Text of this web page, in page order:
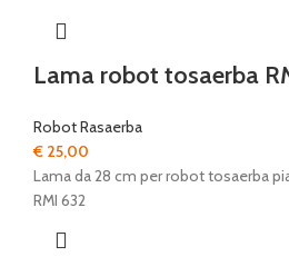
Lama robot tosaerba
Robot Rasaerba
€ 25,00
Lama da 28 cm per robot tosaerba
RMI 632